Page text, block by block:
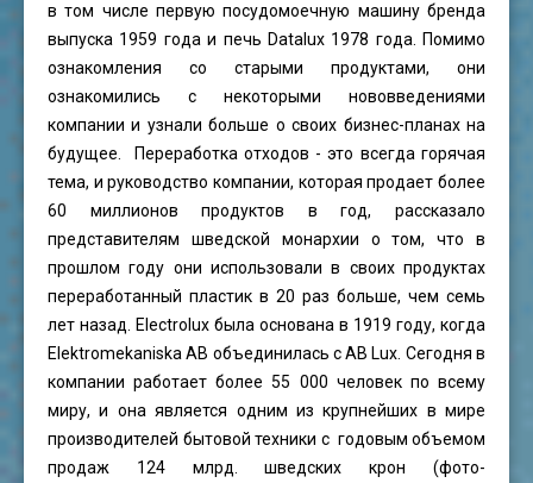
в том числе первую посудомоечную машину бренда
выпуска 1959 года и печь Datalux 1978 года. Помимо
ознакомления со старыми продуктами, они
ознакомились с некоторыми нововведениями
компании и узнали больше о своих бизнес-планах на
будущее. Переработка отходов - это всегда горячая
тема, и руководство компании, которая продает более
60 миллионов продуктов в год, рассказало
представителям шведской монархии о том, что в
прошлом году они использовали в своих продуктах
переработанный пластик в 20 раз больше, чем семь
лет назад. Electrolux была основана в 1919 году, когда
Elektromekaniska AB объединилась с AB Lux. Сегодня в
компании работает более 55 000 человек по всему
миру, и она является одним из крупнейших в мире
производителей бытовой техники с годовым объемом
продаж 124 млрд. шведских крон (фото-